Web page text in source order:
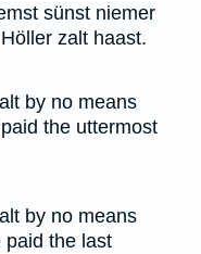
sünst niemer
zalt haast.
by no means
the uttermost
by no means
paid the last